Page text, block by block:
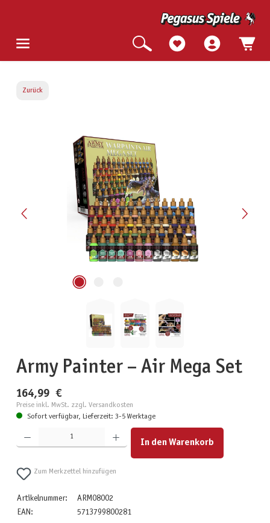
Zurück
Bildergalerie überspringen
Army Painter – Air Mega Set
164,99 €
Preise inkl. MwSt. zzgl. Versandkosten
Sofort verfügbar, Lieferzeit: 3-5 Werktage
Produkt Anzahl: Gib den gewünschten Wert ein oder benutze die Schaltflächen um die Anzahl zu
In den Warenkorb
Zum Merkzettel hinzufügen
Artikelnummer:
ARM08002
EAN:
5713799800281